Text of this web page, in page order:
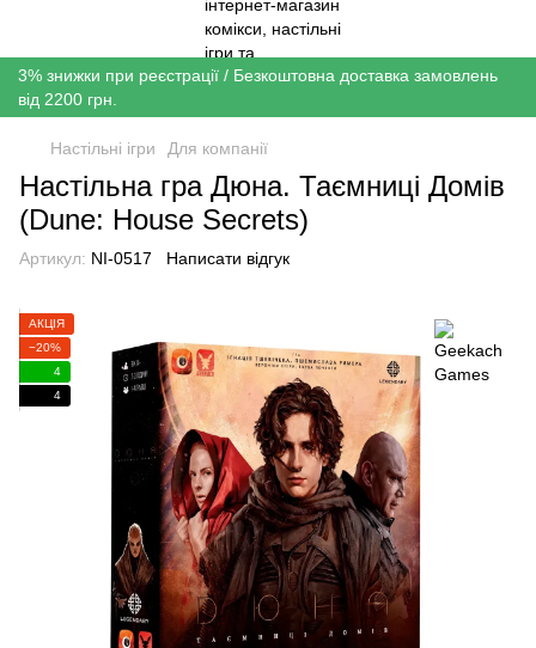
3% знижки при реєстрації / Безкоштовна доставка замовлень
від 2200 грн.
Настільні ігри Для компанії
Настільна гра Дюна. Таємниці Домів
(Dune: House Secrets)
Артикул: NI-0517 Написати відгук
АКЦІЯ
−20%
4
4